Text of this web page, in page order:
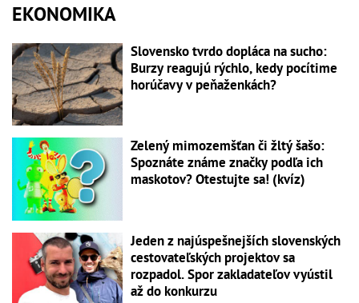
EKONOMIKA
Slovensko tvrdo dopláca na sucho:
Burzy reagujú rýchlo, kedy pocítime
horúčavy v peňaženkách?
Zelený mimozemšťan či žltý šašo:
Spoznáte známe značky podľa ich
maskotov? Otestujte sa! (kvíz)
Jeden z najúspešnejších slovenských
cestovateľských projektov sa
rozpadol. Spor zakladateľov vyústil
až do konkurzu